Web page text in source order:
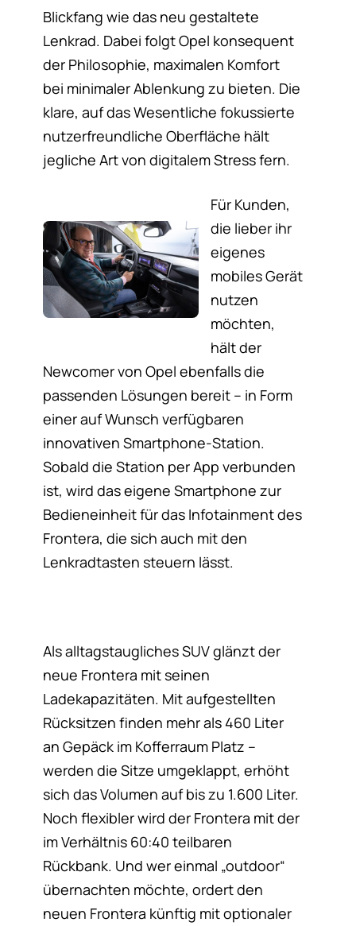
Blickfang wie das neu gestaltete
Lenkrad. Dabei folgt Opel konsequent
der Philosophie, maximalen Komfort
bei minimaler Ablenkung zu bieten. Die
klare, auf das Wesentliche fokussierte
nutzerfreundliche Oberfläche hält
jegliche Art von digitalem Stress fern.
Für Kunden,
die lieber ihr
eigenes
mobiles Gerät
nutzen
möchten,
hält der
Newcomer von Opel ebenfalls die
passenden Lösungen bereit – in Form
einer auf Wunsch verfügbaren
innovativen Smartphone-Station.
Sobald die Station per App verbunden
ist, wird das eigene Smartphone zur
Bedieneinheit für das Infotainment des
Frontera, die sich auch mit den
Lenkradtasten steuern lässt.
Als alltagstaugliches SUV glänzt der
neue Frontera mit seinen
Ladekapazitäten. Mit aufgestellten
Rücksitzen finden mehr als 460 Liter
an Gepäck im Kofferraum Platz –
werden die Sitze umgeklappt, erhöht
sich das Volumen auf bis zu 1.600 Liter.
Noch flexibler wird der Frontera mit der
im Verhältnis 60:40 teilbaren
Rückbank. Und wer einmal „outdoor“
übernachten möchte, ordert den
neuen Frontera künftig mit optionaler